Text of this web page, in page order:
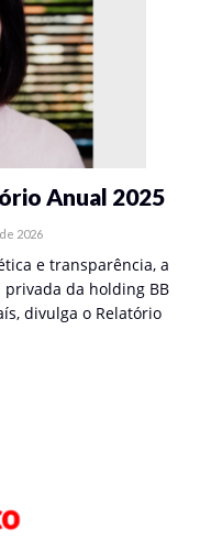
Anual 2025
2026
e transparência, a
da holding BB
divulga o Relatório